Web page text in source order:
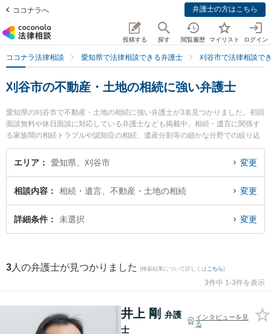
ココナラへ 弁護士の方はこちら
投稿する 探す 閲覧履歴 マイリスト ログイン
ココナラ法律相談 愛知県で法律相談できる弁護士 刈谷市で法律相談で
刈谷市の不動産・土地の相続に強い弁護士
愛知県の刈谷市で不動産・土地の相続に強い弁護士が3名見つかりました。初回
面談無料や休日面談に対応している弁護士なども掲載中。相続・遺言に関係す
る家族間の相続トラブルや認知症の相続、遺産分割等の細かな分野での絞り込
み検索もでき便利です。特に井上剛法律事務所の井上 剛弁護士や井上剛法律事
務所の山角 淳弁護士、井上剛法律事務所の大橋 翔弁護士のプロフィール情報や
地の相続のトラブル解決の実績豊富な近くの弁護士を検索したい』『初回相談
無料で不動産・土地の相続を法律相談できる刈谷市内の弁護士に相談予約した
い』などでお困りの相談者さんにおすすめです。
エリア 愛知県、刈谷市 変更
相談内容 相続・遺言、不動産・土地の相続 変更
詳細条件 未選択 変更
3 人の弁護士が見つかりました (検索結果について詳しくは こちら)
3件中 1-3件を表示
井上 剛 弁護
士
インタビューを見
る